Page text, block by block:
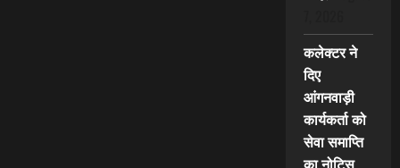
कलेक्टर ने
दिए
आंगनवाड़ी
कार्यकर्ता को
सेवा समाप्ति
का नोटिस